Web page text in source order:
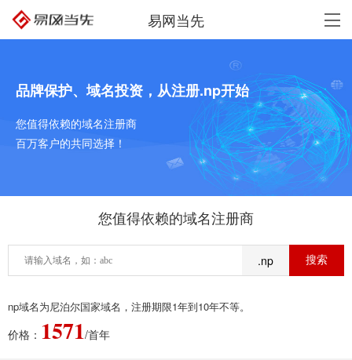
易网当先
品牌保护、域名投资，从注册.np开始
您值得依赖的域名注册商
百万客户的共同选择！
您值得依赖的域名注册商
.np
np域名为尼泊尔国家域名，注册期限1年到10年不等。
价格： 1571/首年